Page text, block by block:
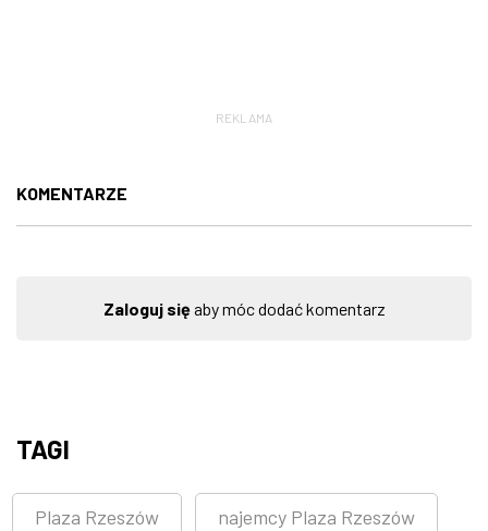
REKLAMA
KOMENTARZE
Zaloguj sięaby móc dodać komentarz
TAGI
Plaza Rzeszów najemcy Plaza Rzeszów